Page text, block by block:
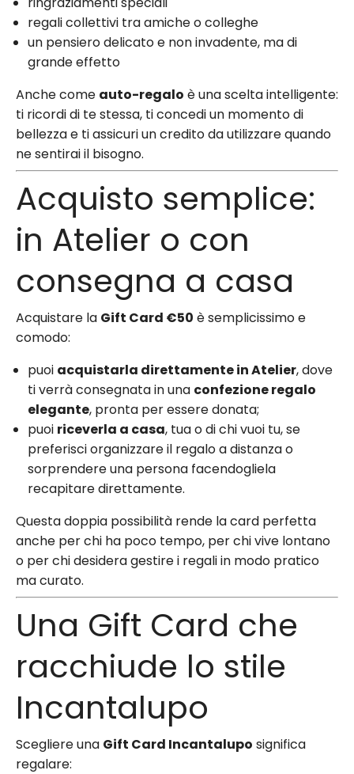
regali collettivi tra amiche o colleghe
un pensiero delicato e non invadente, ma di
grande effetto
Anche come auto-regalo è una scelta intelligente:
ti ricordi di te stessa, ti concedi un momento di
bellezza e ti assicuri un credito da utilizzare quando
ne sentirai il bisogno.
Acquisto semplice:
in Atelier o con
consegna a casa
Acquistare la Gift Card €50 è semplicissimo e
comodo:
puoi acquistarla direttamente in Atelier, dove
ti verrà consegnata in una confezione regalo
elegante, pronta per essere donata;
puoi riceverla a casa, tua o di chi vuoi tu, se
preferisci organizzare il regalo a distanza o
sorprendere una persona facendogliela
recapitare direttamente.
Questa doppia possibilità rende la card perfetta
anche per chi ha poco tempo, per chi vive lontano
o per chi desidera gestire i regali in modo pratico
ma curato.
Una Gift Card che
racchiude lo stile
Incantalupo
Scegliere una Gift Card Incantalupo significa
regalare: